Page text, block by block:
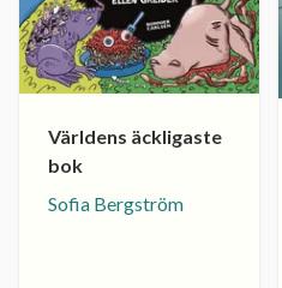
Världens äckligaste
bok
Sofia Bergström